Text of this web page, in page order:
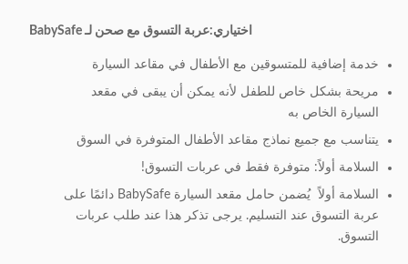
اختياري:عربة التسوق مع صحن لـ BabySafe
خدمة إضافية للمتسوقين مع الأطفال في مقاعد السيارة
مريحة بشكل خاص للطفل لأنه يمكن أن يبقى في مقعد
السيارة الخاص به
يتناسب مع جميع نماذج مقاعد الأطفال المتوفرة في السوق
السلامة أولاً: متوفرة فقط في عربات التسوق!
السلامة أولاً ‬ يُضمن حامل مقعد السيارة BabySafe دائمًا على
عربة التسوق عند التسليم. يرجى تذكر هذا عند طلب عربات
التسوق.